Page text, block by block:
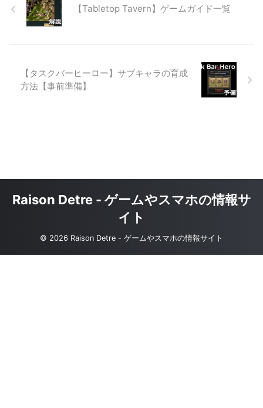
【Tabletop Tavern】ゲームガイド一覧
【タスクバーヒーロー】サブキャラの育成
方法【事前準備】
Raison Detre - ゲームやスマホの情報サ
イト
© 2026 Raison Detre - ゲームやスマホの情報サイト